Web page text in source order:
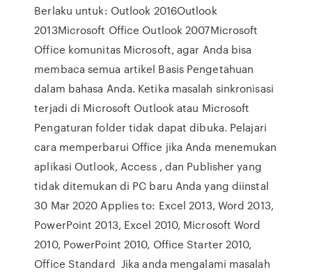
Berlaku untuk: Outlook 2016Outlook
2013Microsoft Office Outlook 2007Microsoft
Office komunitas Microsoft, agar Anda bisa
membaca semua artikel Basis Pengetahuan
dalam bahasa Anda. Ketika masalah sinkronisasi
terjadi di Microsoft Outlook atau Microsoft
Pengaturan folder tidak dapat dibuka. Pelajari
cara memperbarui Office jika Anda menemukan
aplikasi Outlook, Access , dan Publisher yang
tidak ditemukan di PC baru Anda yang diinstal
30 Mar 2020 Applies to: Excel 2013, Word 2013,
PowerPoint 2013, Excel 2010, Microsoft Word
2010, PowerPoint 2010, Office Starter 2010,
Office Standard Jika anda mengalami masalah